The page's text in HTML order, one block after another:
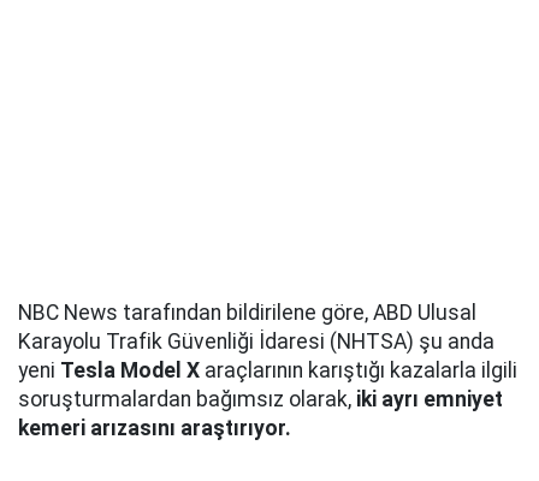
NBC News tarafından bildirilene göre, ABD Ulusal
Karayolu Trafik Güvenliği İdaresi (NHTSA) şu anda
yeni Tesla Model X araçlarının karıştığı kazalarla ilgili
soruşturmalardan bağımsız olarak, iki ayrı emniyet
kemeri arızasını araştırıyor.